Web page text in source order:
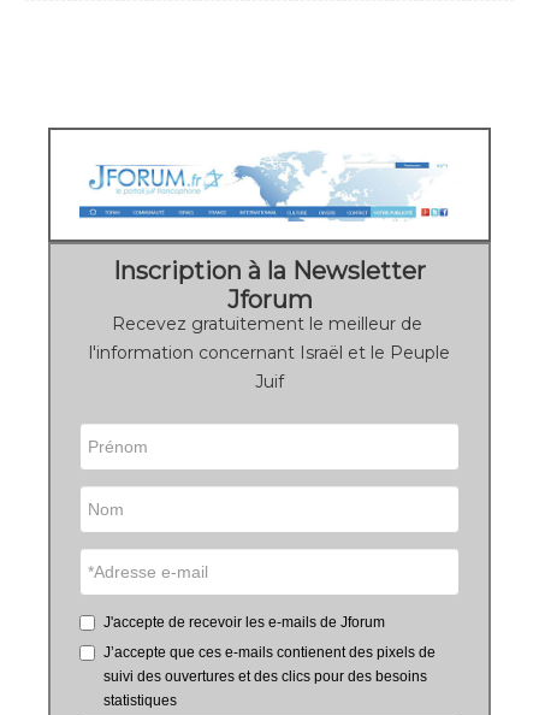
Inscription à la Newsletter
Jforum
Recevez gratuitement le meilleur de
l'information concernant Israël et le Peuple
Juif
J'accepte de recevoir les e-mails de Jforum
J’accepte que ces e-mails contienent des pixels de
suivi des ouvertures et des clics pour des besoins
statistiques